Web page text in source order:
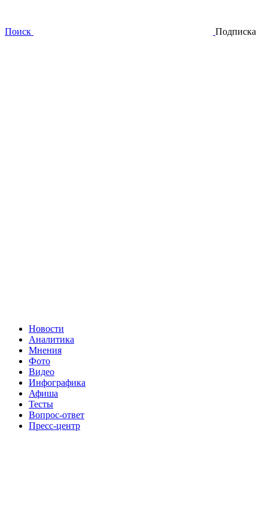
Поиск Подписка
Новости
Аналитика
Мнения
Фото
Видео
Инфографика
Афиша
Тесты
Вопрос-ответ
Пресс-центр